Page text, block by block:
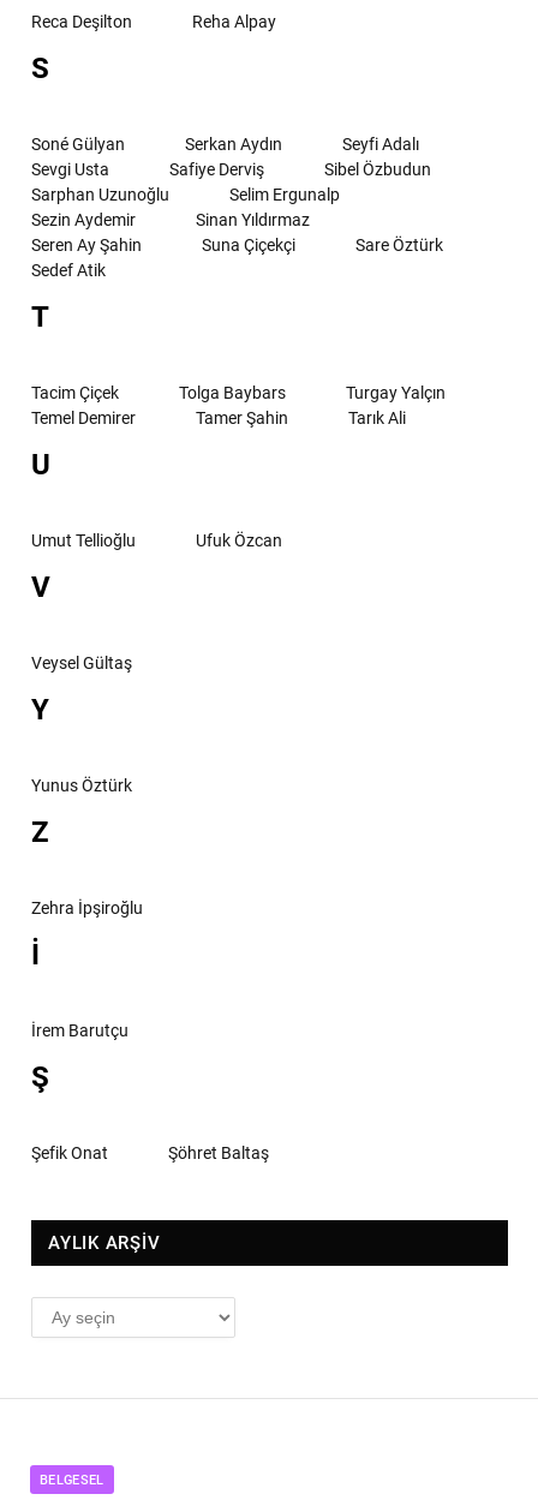
Reca Deşilton Reha Alpay
S
Soné Gülyan Serkan Aydın
Seyfi Adalı
Sevgi Usta
Safiye Derviş
Sibel Özbudun
Sarphan Uzunoğlu
Selim Ergunalp
Sezin Aydemir
Sinan Yıldırmaz
Seren Ay Şahin
Suna Çiçekçi
Sare Öztürk
Sedef Atik
T
Tacim Çiçek Tolga Baybars
Turgay Yalçın
Temel Demirer
Tamer Şahin Tarık Ali
U
Umut Tellioğlu Ufuk Özcan
V
Veysel Gültaş
Y
Yunus Öztürk
Z
Zehra İpşiroğlu
İ
İrem Barutçu
Ş
Şefik Onat Şöhret Baltaş
AYLIK ARŞİV
AYLIK
ARŞİV
BELGESEL